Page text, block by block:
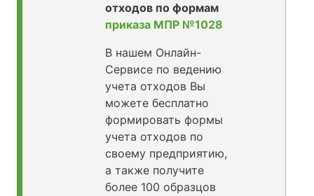
отходов по формам
приказа МПР №1028
В нашем Онлайн-
Сервисе по ведению
учета отходов Вы
можете бесплатно
формировать формы
учета отходов по
своему предприятию,
а также получите
более 100 образцов